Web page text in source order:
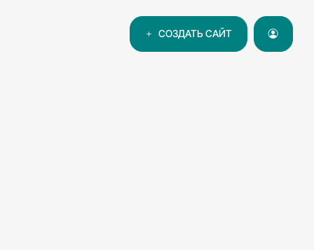
СОЗДАТЬ САЙТ